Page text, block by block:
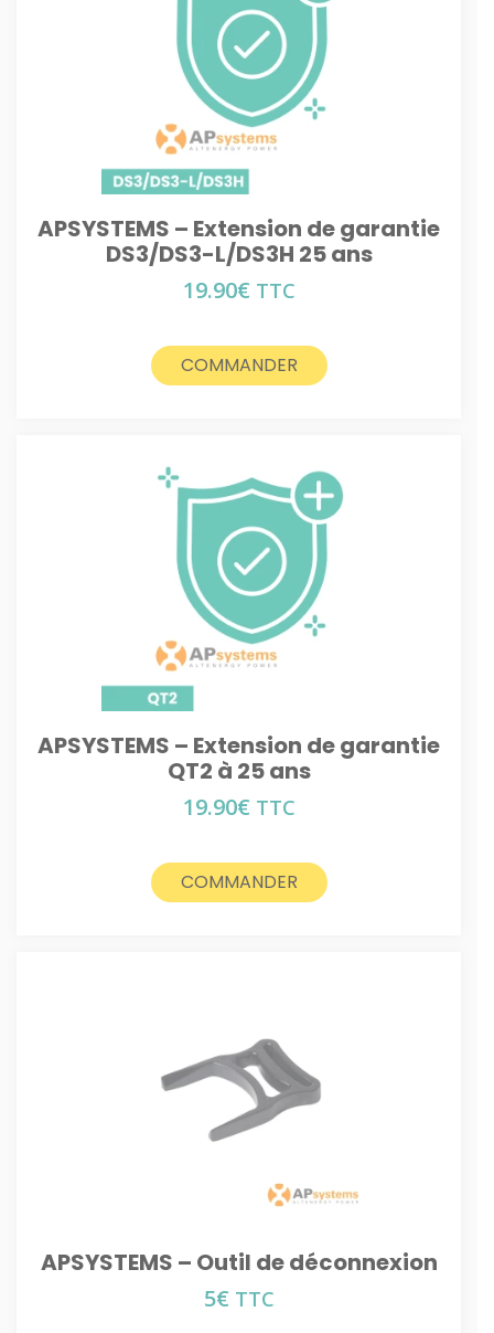
APSYSTEMS – Extension de garantie
DS3/DS3-L/DS3H 25 ans
19.90€ TTC
COMMANDER
APSYSTEMS – Extension de garantie
QT2 à 25 ans
19.90€ TTC
COMMANDER
APSYSTEMS – Outil de déconnexion
5€ TTC